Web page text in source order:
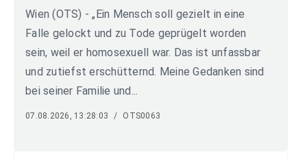
Wien (OTS) - „Ein Mensch soll gezielt in eine
Falle gelockt und zu Tode geprügelt worden
sein, weil er homosexuell war. Das ist unfassbar
und zutiefst erschütternd. Meine Gedanken sind
bei seiner Familie und...
07.08.2026, 13:28:03 / OTS0063